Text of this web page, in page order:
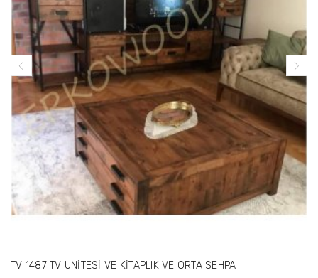
TV 1487 TV ÜNİTESİ VE KİTAPLIK VE ORTA SEHPA